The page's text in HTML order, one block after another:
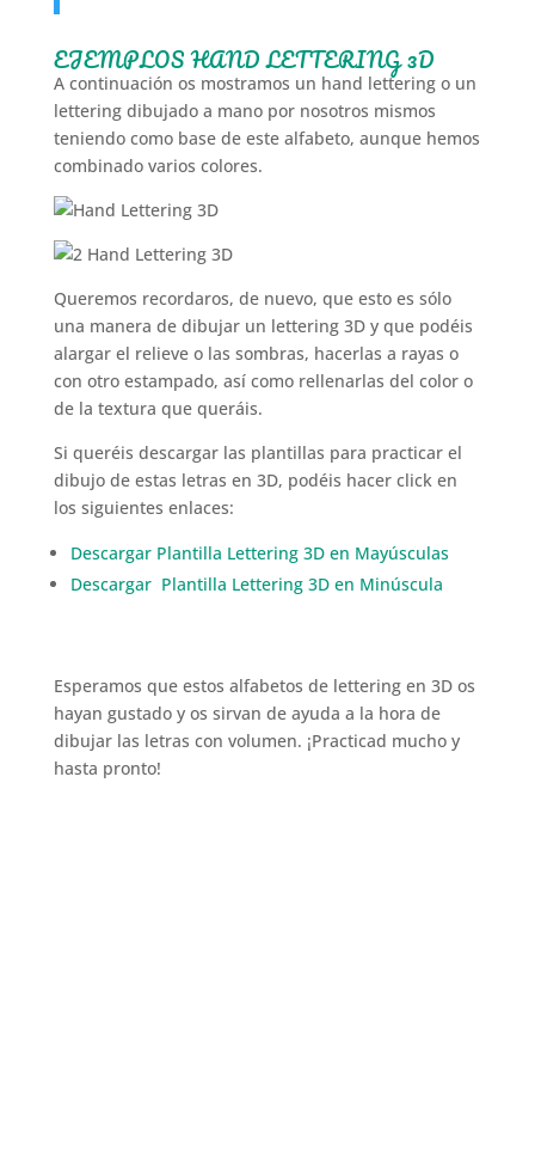
EJEMPLOS HAND LETTERING 3D
A continuación os mostramos un hand lettering o un
lettering dibujado a mano por nosotros mismos
teniendo como base de este alfabeto, aunque hemos
combinado varios colores.
Queremos recordaros, de nuevo, que esto es sólo
una manera de dibujar un lettering 3D y que podéis
alargar el relieve o las sombras, hacerlas a rayas o
con otro estampado, así como rellenarlas del color o
de la textura que queráis.
Si queréis descargar las plantillas para practicar el
dibujo de estas letras en 3D, podéis hacer click en
los siguientes enlaces:
Descargar Plantilla Lettering 3D en Mayúsculas
Descargar Plantilla Lettering 3D en Minúscula
Esperamos que estos alfabetos de lettering en 3D os
hayan gustado y os sirvan de ayuda a la hora de
dibujar las letras con volumen. ¡Practicad mucho y
hasta pronto!